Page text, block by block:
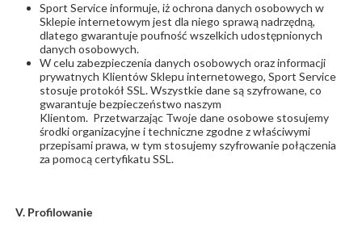
Sport Service informuje, iż ochrona danych osobowych w
Sklepie internetowym jest dla niego sprawą nadrzędną,
dlatego gwarantuje poufność wszelkich udostępnionych
danych osobowych.
W celu zabezpieczenia danych osobowych oraz informacji
prywatnych Klientów Sklepu internetowego, Sport Service
stosuje protokół SSL. Wszystkie dane są szyfrowane, co
gwarantuje bezpieczeństwo naszym
Klientom. Przetwarzając Twoje dane osobowe stosujemy
środki organizacyjne i techniczne zgodne z właściwymi
przepisami prawa, w tym stosujemy szyfrowanie połączenia
za pomocą certyfikatu SSL.
V. Profilowanie